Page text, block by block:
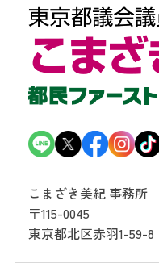
こまざき美紀 事務所
〒115-0045
東京都北区赤羽1-59-8